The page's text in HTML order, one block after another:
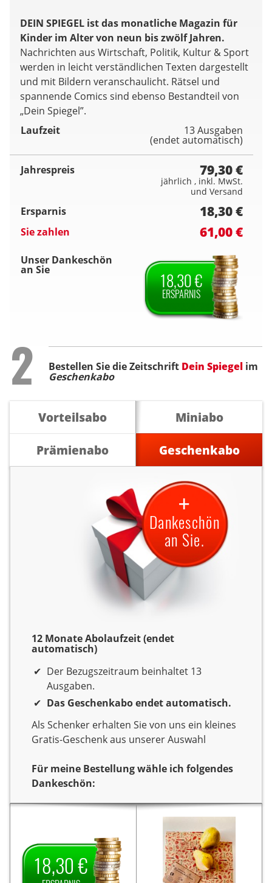
DEIN SPIEGEL ist das monatliche Magazin für
Kinder im Alter von neun bis zwölf Jahren.
Nachrichten aus Wirtschaft, Politik, Kultur & Sport
werden in leicht verständlichen Texten dargestellt
und mit Bildern veranschaulicht. Rätsel und
spannende Comics sind ebenso Bestandteil von
„Dein Spiegel”.
Laufzeit
13 Ausgaben
(endet automatisch)
Jahrespreis 79,30 €
jährlich , inkl. MwSt.
und Versand
Ersparnis 18,30 €
Sie zahlen 61,00 €
Unser Dankeschön
an Sie 18,30 €
ERSPARNIS
Step
2 Bestellen Sie die Zeitschrift Dein Spiegel im
Geschenkabo
Vorteilsabo
Miniabo
Prämienabo
Geschenkabo
12 Monate Abolaufzeit (endet
automatisch)
Der Bezugszeitraum beinhaltet 13
Ausgaben.
Das Geschenkabo endet automatisch.
Als Schenker erhalten Sie von uns ein kleines
Gratis-Geschenk aus unserer Auswahl
+
Dankeschön
an Sie.
Für meine Bestellung wähle ich folgendes
Dankeschön:
Dankeschön
18,30 €
Zeitschrift
Dein Spiegel.
Als Dankeschön erhalten
Sie von uns
18,30 €
Sie verschenken ein Jahr
Lesespaß mit dem Titel
Dein Spiegel.
Als
Dankeschön erhalten Sie
von uns ein Set